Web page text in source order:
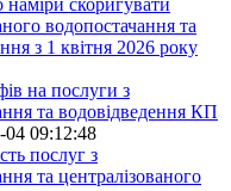
водопостачання та
з 1 квітня 2026 року
на послуги з
та водовідведення КП
04 09:12:48
послуг з
та централізованого